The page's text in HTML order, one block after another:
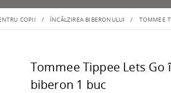
COPII ÎNCĂLZIREA BIBERONULUI TOMMEE
Tommee Tippee Lets
biberon 1 buc